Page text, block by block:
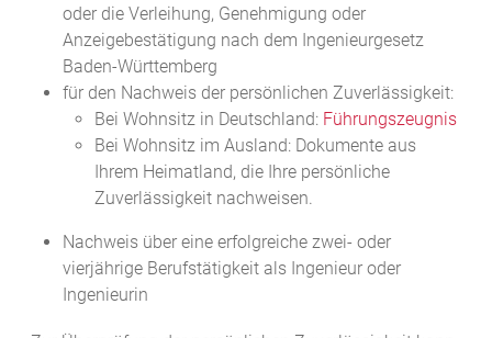
oder die Verleihung, Genehmigung oder
Anzeigebestätigung nach dem Ingenieurgesetz
Baden-Württemberg
für den Nachweis der persönlichen Zuverlässigkeit:
Bei Wohnsitz in Deutschland: Führungszeugnis
Bei Wohnsitz im Ausland: Dokumente aus
Ihrem Heimatland, die Ihre persönliche
Zuverlässigkeit nachweisen.
Nachweis über eine erfolgreiche zwei- oder
vierjährige Berufstätigkeit als Ingenieur oder
Ingenieurin